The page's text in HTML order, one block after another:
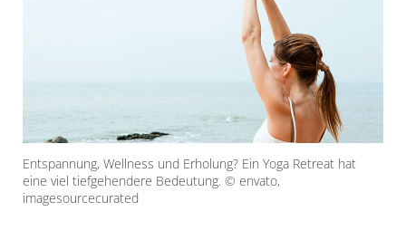
Entspannung, Wellness und Erholung? Ein Yoga Retreat hat
eine viel tiefgehendere Bedeutung. © envato,
imagesourcecurated